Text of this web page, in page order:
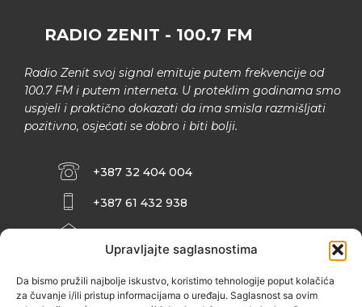
Upravljajte saglasnostima
Da bismo pružili najbolje iskustvo, koristimo tehnologije poput kolačića
za čuvanje i/ili pristup informacijama o uređaju. Saglasnost sa ovim
RADIO ZENIT - 100.7 FM
Radio Zenit svoj signal emituje putem frekvencije od
100.7 FM i putem interneta. U proteklim godinama smo
uspjeli i praktično dokazati da ima smisla razmišljati
pozitivno, osjećati se dobro i biti bolji.
+387 32 404 004
+387 61 432 938
INFO@ZENIT.BA
ZENIČANKA, 3. SPRAT), 72000 ZENICA